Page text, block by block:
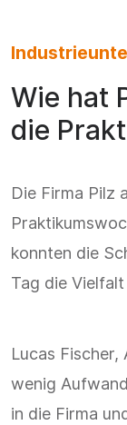
Wie hat
die
Die Firma Pilz
konnten die
Tag die
Lucas Fischer,
wenig
in die Firma